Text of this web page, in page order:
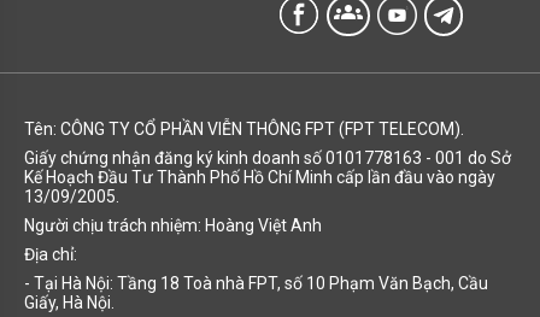
groups
Tên: CÔNG TY CỔ PHẦN VIỄN THÔNG FPT (FPT TELECOM).
Giấy chứng nhận đăng ký kinh doanh số 0101778163 - 001 do Sở
Kế Hoạch Đầu Tư Thành Phố Hồ Chí Minh cấp lần đầu vào ngày
13/09/2005.
Người chịu trách nhiệm: Hoàng Việt Anh
Địa chỉ:
- Tại Hà Nội: Tầng 18 Toà nhà FPT, số 10 Phạm Văn Bạch, Cầu
Giấy, Hà Nội.